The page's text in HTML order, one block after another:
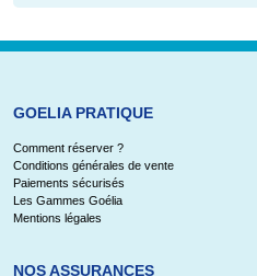
GOELIA PRATIQUE
Comment réserver ?
Conditions générales de vente
Paiements sécurisés
Les Gammes Goélia
Mentions légales
NOS ASSURANCES